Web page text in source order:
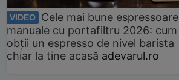
VIDEO
Cele mai bune espressoare
manuale cu portafiltru 2026: cum
obții un espresso de nivel barista
chiar la tine acasă adevarul.ro